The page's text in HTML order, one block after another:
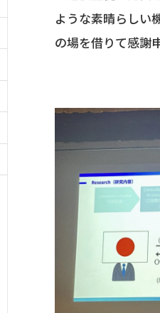
ような素晴らしい
の場を借りて感謝